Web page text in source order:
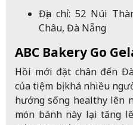
Địa chỉ: 52 Núi
Châu, Đà Nẵng
ABC Bakery Go
Hồi mới đặt chân đến
của tiệm bị khá nhiều
hướng sống healthy lên
món bánh này lại tăng